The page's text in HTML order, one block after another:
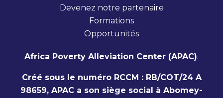
Devenez notre partenaire
Formations
Opportunités
Africa Poverty Alleviation Center (APAC).
Créé sous le numéro RCCM : RB/COT/24 A
98659, APAC a son siège social à Abomey-